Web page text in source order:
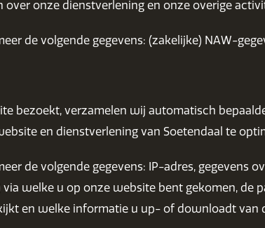
over onze dienstverlening en onze overige
de volgende gegevens: (zakelijke) NAW-
bezoekt, verzamelen wij automatisch
en dienstverlening van Soetendaal te
de volgende gegevens: IP-adres, gegevens
welke u op onze website bent gekomen, de
en welke informatie u up- of downloadt van